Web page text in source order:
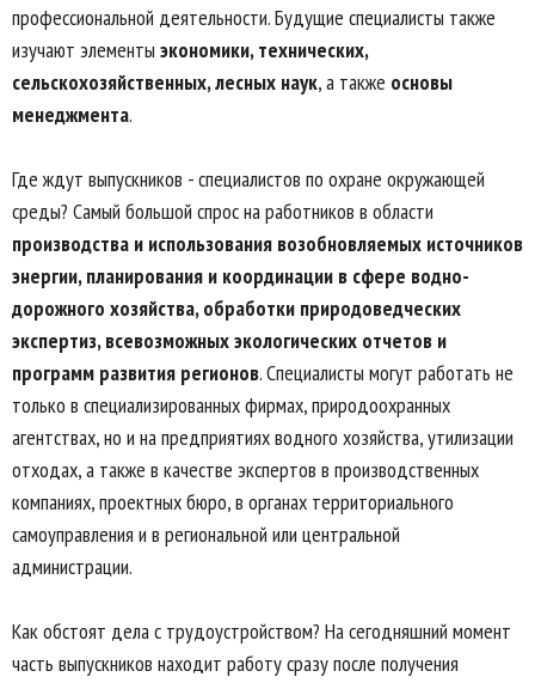
профессиональной деятельности. Будущие специалисты также
изучают элементы экономики, технических,
сельскохозяйственных, лесных наук, а также основы
менеджмента.
Где ждут выпускников - специалистов по охране окружающей
среды? Самый большой спрос на работников в области
производства и использования возобновляемых источников
энергии, планирования и координации в сфере водно-
дорожного хозяйства, обработки природоведческих
экспертиз, всевозможных экологических отчетов и
программ развития регионов. Специалисты могут работать не
только в специализированных фирмах, природоохранных
агентствах, но и на предприятиях водного хозяйства, утилизации
отходах, а также в качестве экспертов в производственных
компаниях, проектных бюро, в органах территориального
самоуправления и в региональной или центральной
администрации.
Как обстоят дела с трудоустройством? На сегодняшний момент
часть выпускников находит работу сразу после получения